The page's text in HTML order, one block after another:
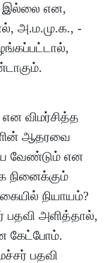
இல்லை என,
அ.ம.மு.க., -
விமர்சித்த
ஆதரவை
வேண்டும் என
நினைக்கும்
நியாயம்?
பதவி அளித்தால்,
கேட்போம்.
பதவி